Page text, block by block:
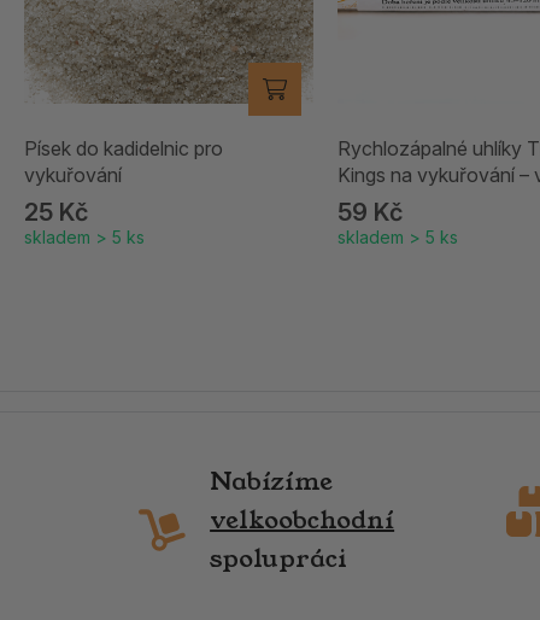
Písek do kadidelnic pro
vykuřování
25 Kč
skladem > 5 ks
Rychlozápalné uhlíky
Kings na vykuřování –
59 Kč
skladem > 5 ks
Nabízíme
velkoobchodní
spolupráci